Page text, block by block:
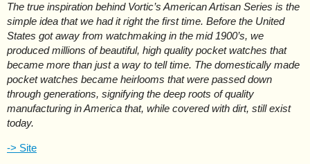
The true inspiration behind Vortic’s American Artisan Series is the
simple idea that we had it right the first time. Before the United
States got away from watchmaking in the mid 1900’s, we
produced millions of beautiful, high quality pocket watches that
became more than just a way to tell time. The domestically made
pocket watches became heirlooms that were passed down
through generations, signifying the deep roots of quality
manufacturing in America that, while covered with dirt, still exist
today.
-> Site